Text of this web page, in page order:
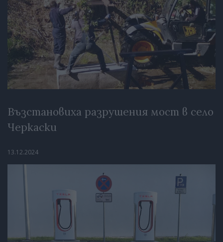
Възстановиха разрушения мост в село
Черкаски
13.12.2024